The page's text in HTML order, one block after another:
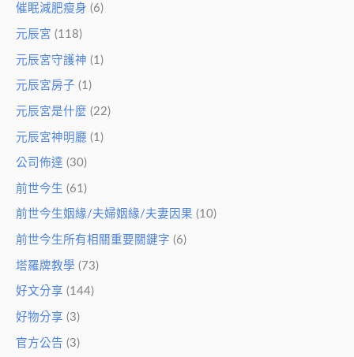
催眠減肥瘦身 (6)
元辰宮 (118)
元辰宮守護神 (1)
元辰宮房子 (1)
元辰宮是什麼 (22)
元辰宮神明廳 (1)
公司佈達 (30)
前世今生 (61)
前世今生姻緣/夫婦姻緣/夫妻因果 (10)
前世今生所有相關重要關鍵字 (6)
塔羅牌教學 (73)
好文分享 (144)
好物分享 (3)
官方公告 (3)